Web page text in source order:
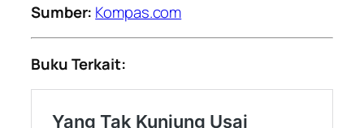
Sumber: Kompas.com
Buku Terkait: